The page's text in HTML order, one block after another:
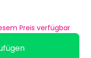
Preis verfügbar